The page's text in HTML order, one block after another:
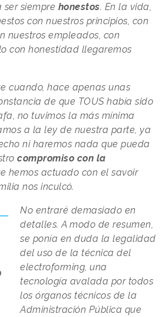
siempre honestos. En la vida,
con nuestros principios, con
nuestros empleados, con
con honestidad llegaremos
cuando, hace apenas unas
de que TOUS había sido
no tuvimos la más mínima
a la ley de nuestra parte, ya
ni haremos nada que pueda
compromiso con la
hemos actuado con el savoir
nos inculcó.
No entraré demasiado en
detalles. A modo de resumen,
se ponía en duda la legalidad
del uso de la técnica del
electroforming, una
tecnología avalada por todos
los órganos técnicos de la
Administración Pública que